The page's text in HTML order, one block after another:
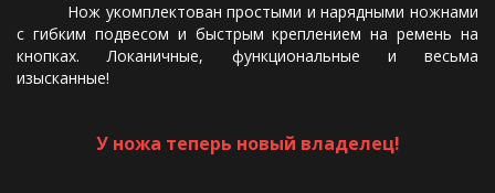
Нож укомплектован простыми и нарядными ножнами
с гибким подвесом и быстрым креплением на ремень на
кнопках. Локаничные, функциональные и весьма
изысканные!
У ножа теперь новый владелец!